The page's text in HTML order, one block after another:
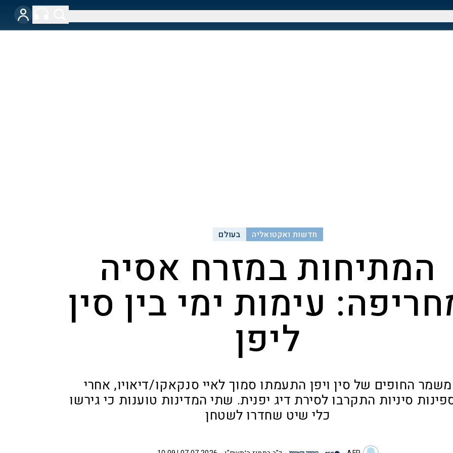
חדשות ואקטואליה בעולם
המתיחות במזרח אסיה
עימות ימי בין סין
ליפן
משמר החופים של סין ויפן התעמתו סמוך לאיי סנקאקו/דיאויו, אחרי
סיניות התקרבו לסירת דיג יפנית. שתי המדינות טוענות כי גירשו
כלי שיט שחדרו לשטחן